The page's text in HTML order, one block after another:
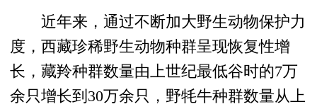
近年来，通过不断加大野生动物保护力
度，西藏珍稀野生动物种群呈现恢复性增
长，藏羚种群数量由上世纪最低谷时的7万
余只增长到30万余只，野牦牛种群数量从上